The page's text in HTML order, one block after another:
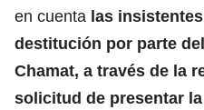
en cuenta las
destitución por parte
Chamat, a través de la
solicitud de presentar